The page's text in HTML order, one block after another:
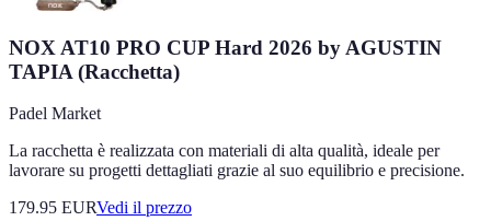
NOX AT10 PRO CUP Hard 2026 by AGUSTIN
TAPIA (Racchetta)
Padel Market
La racchetta è realizzata con materiali di alta qualità, ideale per
lavorare su progetti dettagliati grazie al suo equilibrio e precisione.
179.95 EURVedi il prezzo